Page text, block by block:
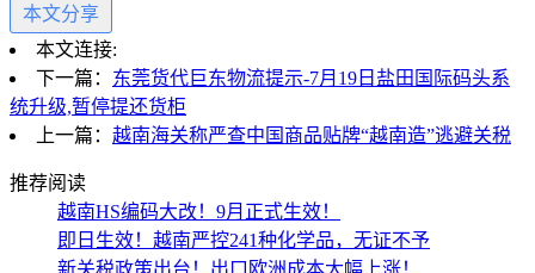
本文分享
本文连接:
下一篇： 东莞货代巨东物流提示-7月19日盐田国际码头系
统升级,暂停提还货柜
上一篇： 越南海关称严查中国商品贴牌“越南造”逃避关税
推荐阅读
越南HS编码大改！9月正式生效！
即日生效！越南严控241种化学品，无证不予